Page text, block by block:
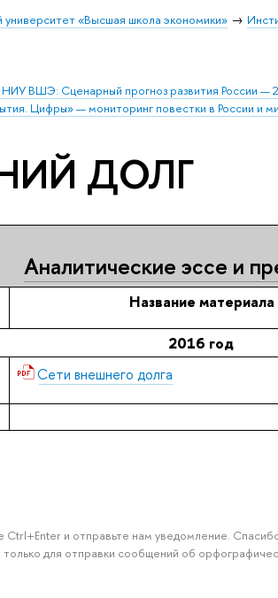
«Высшая школа экономики»
НИУ ВШЭ: Сценарный прогноз развития России
Цифры» — мониторинг повестки в России и
ДОЛГ
Аналитические эссе и
Название материала
2016 год
Сети внешнего долга
и отправьте нам уведомление. Спасибо
для отправки сообщений об